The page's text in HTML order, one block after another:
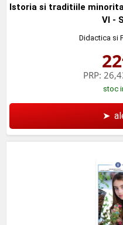
Istoria si traditiile
VI -
Didactica si
22
PRP:
stoc
➤